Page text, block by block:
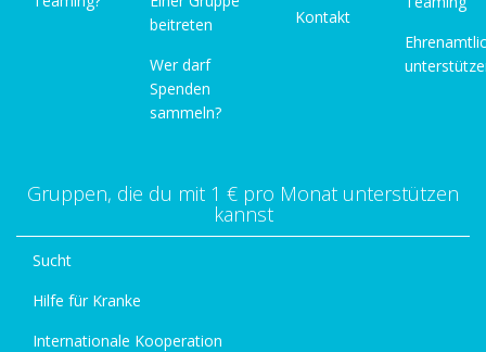
beitreten
Wer darf
Spenden
sammeln?
Kontakt
Gruppen, die du mit 1 € pro Monat unterstützen
kannst
Sucht
Hilfe für Kranke
Internationale Kooperation